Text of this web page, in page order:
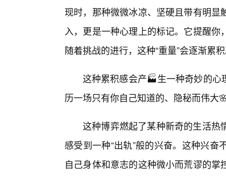
现时，那种微微冰凉、坚硬且带有明
入，更是一种心理上的标记。它提醒
随着挑战的进行，这种“重量”会逐渐累
这种累积感会产🏭生一种奇妙的
历一场只有你自己知道的、隐秘而伟大
这种博弈燃起了某种新奇的生活热
感受到一种“出轨”般的兴奋。这种兴
自己身体和意志的这种微小而荒谬的